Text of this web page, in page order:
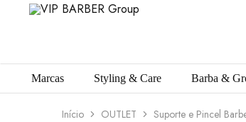
Marcas Styling & Care Barba &
Início OUTLET Suporte e Pincel